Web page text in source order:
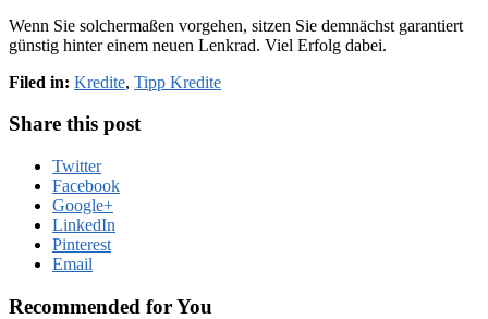
Wenn Sie solchermaßen vorgehen, sitzen Sie demnächst garantiert
günstig hinter einem neuen Lenkrad. Viel Erfolg dabei.
Filed in: Kredite, Tipp Kredite
Share this post
Twitter
Facebook
Google+
LinkedIn
Pinterest
Email
Recommended for You